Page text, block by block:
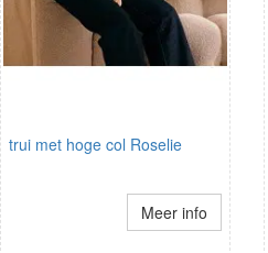
trui met hoge col Roselie
Meer info